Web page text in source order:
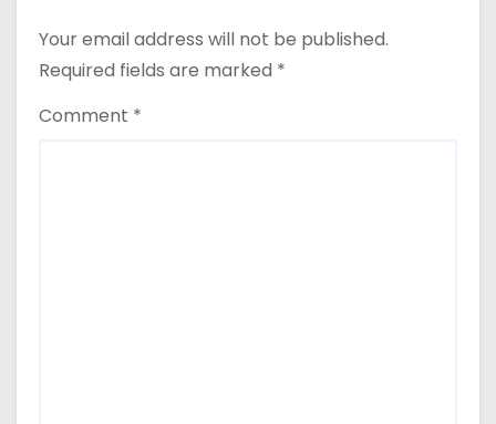
Your email address will not be published.
Required fields are marked *
Comment *